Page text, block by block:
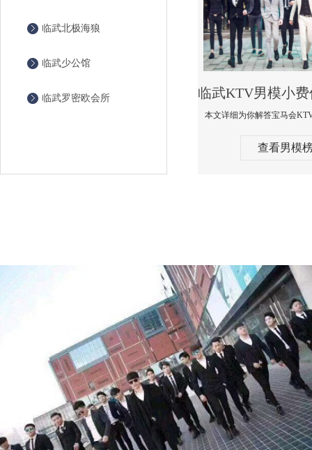
临武北极海狼
临武少公馆
临武罗密欧会所
查看男模